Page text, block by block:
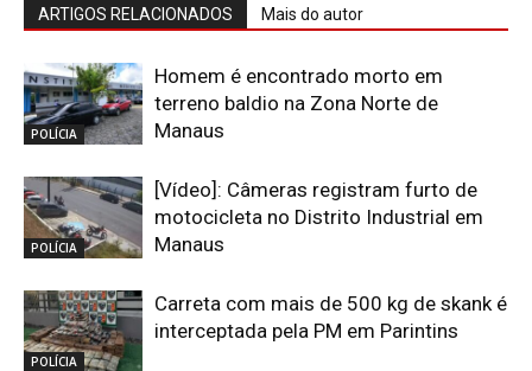
ARTIGOS RELACIONADOS Mais do autor
POLÍCIA
Homem é encontrado morto em
terreno baldio na Zona Norte de
Manaus
POLÍCIA
[Vídeo]: Câmeras registram furto de
motocicleta no Distrito Industrial em
Manaus
POLÍCIA
Carreta com mais de 500 kg de skank é
interceptada pela PM em Parintins